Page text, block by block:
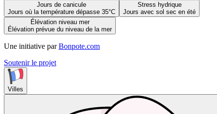
Jours de canicule
Jours où la température dépasse 35°C
Stress hydrique
Jours avec sol sec en été
Élévation niveau mer
Élévation prévue du niveau de la mer
Une initiative par Bonpote.com
Soutenir le projet
Villes